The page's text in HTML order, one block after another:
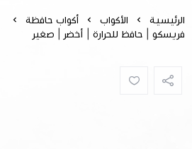
الرئيسية الأكواب
أكواب حافظة
فريسكو | حافظ للحرارة | أخضر | صغير